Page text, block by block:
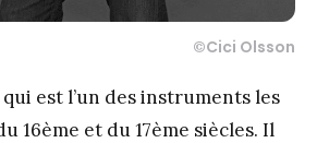
©Cici Olsson
est l’un des instruments les
16ème et du 17ème siècles. Il